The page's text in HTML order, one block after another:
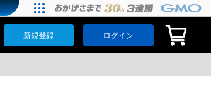
新規登録 ログイン